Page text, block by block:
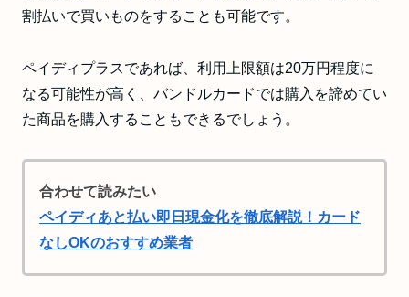
割払いで買いものをすることも可能です。
ペイディプラスであれば、利用上限額は20万円程度に
なる可能性が高く、バンドルカードでは購入を諦めてい
た商品を購入することもできるでしょう。
合わせて読みたい
ペイディあと払い即日現金化を徹底解説！カード
なしOKのおすすめ業者